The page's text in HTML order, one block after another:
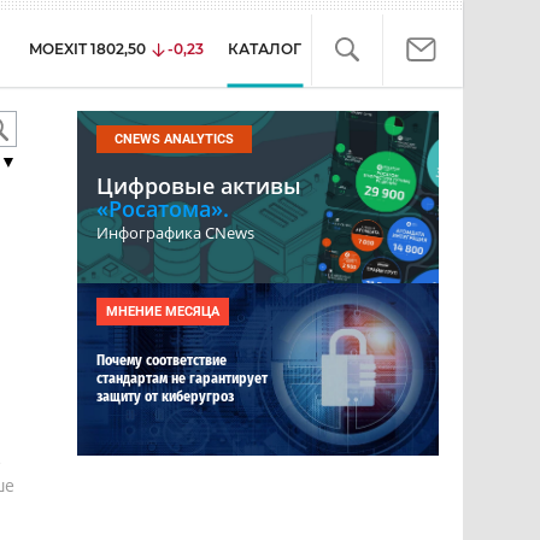
MOEXIT 1802,50 -0,23 КАТАЛОГ
CNEWS ANALYTICS
Цифровые активы
«Росатома».
Инфографика CNews
МНЕНИЕ МЕСЯЦА
Почему соответствие
стандартам не гарантирует
защиту от киберугроз